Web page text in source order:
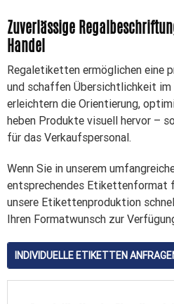
Zuverlässige
Handel
Regaletiketten ermöglichen eine
und schaffen Übersichtlichkeit im
erleichtern die Orientierung,
heben Produkte visuell hervor –
für das Verkaufspersonal.
Wenn Sie in unserem
entsprechendes Etikettenformat
unsere Etikettenproduktion
Ihren Formatwunsch zur
INDIVIDUELLE ETIKETTEN